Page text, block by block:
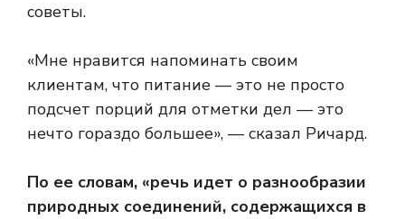
советы.
«Мне нравится напоминать своим
клиентам, что питание — это не просто
подсчет порций для отметки дел — это
нечто гораздо большее», — сказал Ричард.
По ее словам, «речь идет о разнообразии
природных соединений, содержащихся в